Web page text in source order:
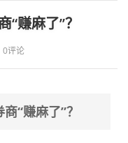
赚麻了”？
0评论
“赚麻了”？